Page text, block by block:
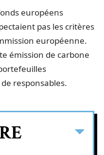
européens
pas les critères
européenne.
émission de carbone
responsables.